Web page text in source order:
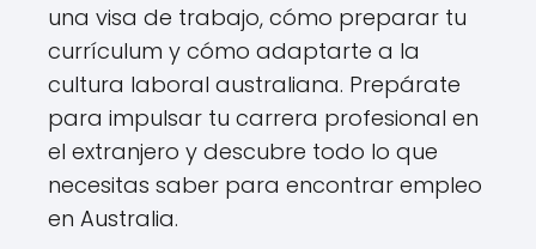
una visa de trabajo, cómo preparar tu
currículum y cómo adaptarte a la
cultura laboral australiana. Prepárate
para impulsar tu carrera profesional en
el extranjero y descubre todo lo que
necesitas saber para encontrar empleo
en Australia.